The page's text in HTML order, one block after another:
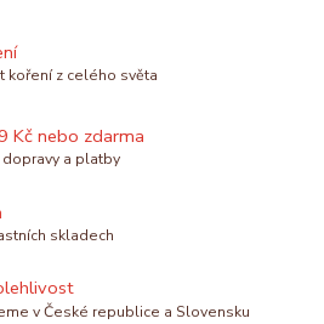
koření z celého světa
Kč nebo zdarma
a platby
skladech
v České republice a Slovensku